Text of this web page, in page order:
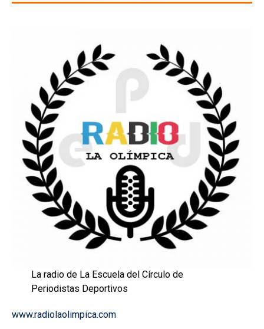
La radio de La Escuela del Círculo de
Periodistas Deportivos
www.radiolaolimpica.com